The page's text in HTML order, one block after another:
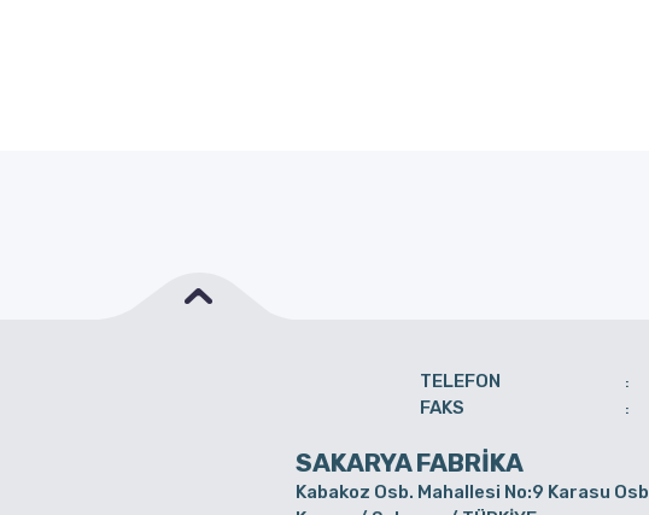
SAKARYA FABRİKA
Kabakoz Osb. Mahallesi No:9 Karasu Osb
TELEFON :
FAKS
: